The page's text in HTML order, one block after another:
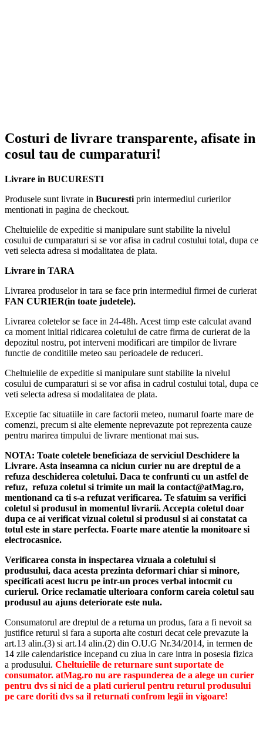
Ușor de întreținut și curățat
Pachetul include:
Foarfecă electrică
2 acumulatoride mare capacitate
Geantă profesională de transport
grădinii într-o activitate eficientă, rapidă și fără efort.
Costuri de livrare transparente, afisate in
cosul tau de cumparaturi!
Livrare in BUCURESTI
Produsele sunt livrate in Bucuresti prin intermediul curierilor
mentionati in pagina de checkout.
Cheltuielile de expeditie si manipulare sunt stabilite la nivelul
cosului de cumparaturi si se vor afisa in cadrul costului total, dupa ce
veti selecta adresa si modalitatea de plata.
Livrare in TARA
Livrarea produselor in tara se face prin intermediul firmei de curierat
FAN CURIER(in toate judetele).
Livrarea coletelor se face in 24-48h. Acest timp este calculat avand
ca moment initial ridicarea coletului de catre firma de curierat de la
depozitul nostru, pot interveni modificari are timpilor de livrare
functie de conditiile meteo sau perioadele de reduceri.
Cheltuielile de expeditie si manipulare sunt stabilite la nivelul
cosului de cumparaturi si se vor afisa in cadrul costului total, dupa ce
veti selecta adresa si modalitatea de plata.
Exceptie fac situatiile in care factorii meteo, numarul foarte mare de
comenzi, precum si alte elemente neprevazute pot reprezenta cauze
pentru marirea timpului de livrare mentionat mai sus.
NOTA: Toate coletele beneficiaza de serviciul Deschidere la
Livrare. Asta inseamna ca niciun curier nu are dreptul de a
refuza deschiderea coletului. Daca te confrunti cu un astfel de
refuz, refuza coletul si trimite un mail la contact@atMag.ro,
mentionand ca ti s-a refuzat verificarea. Te sfatuim sa verifici
coletul si produsul in momentul livrarii. Accepta coletul doar
dupa ce ai verificat vizual coletul si produsul si ai constatat ca
totul este in stare perfecta. Foarte mare atentie la monitoare si
electrocasnice.
Verificarea consta in inspectarea vizuala a coletului si
produsului, daca acesta prezinta deformari chiar si minore,
specificati acest lucru pe intr-un proces verbal intocmit cu
curierul. Orice reclamatie ulterioara conform careia coletul sau
produsul au ajuns deteriorate este nula.
Consumatorul are dreptul de a returna un produs, fara a fi nevoit sa
justifice returul si fara a suporta alte costuri decat cele prevazute la
art.13 alin.(3) si art.14 alin.(2) din O.U.G Nr.34/2014, in termen de
14 zile calendaristice incepand cu ziua in care intra in posesia fizica
a produsului. Cheltuielile de returnare sunt suportate de
consumator. atMag.ro nu are raspunderea de a alege un curier
pentru dvs si nici de a plati curierul pentru returul produsului
pe care doriti dvs sa il returnati confrom legii in vigoare!